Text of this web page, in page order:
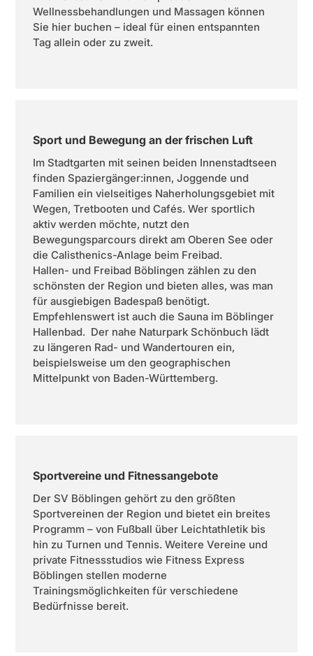
Wellnessbehandlungen und Massagen können
Sie hier buchen – ideal für einen entspannten
Tag allein oder zu zweit.
Sport und Bewegung an der frischen Luft
Im Stadtgarten mit seinen beiden Innenstadtseen
finden Spaziergänger:innen, Joggende und
Familien ein vielseitiges Naherholungsgebiet mit
Wegen, Tretbooten und Cafés. Wer sportlich
aktiv werden möchte, nutzt den
Bewegungsparcours direkt am Oberen See oder
die Calisthenics-Anlage beim Freibad.
Hallen- und Freibad Böblingen zählen zu den
schönsten der Region und bieten alles, was man
für ausgiebigen Badespaß benötigt.
Empfehlenswert ist auch die Sauna im Böblinger
Hallenbad. Der nahe Naturpark Schönbuch lädt
zu längeren Rad- und Wandertouren ein,
beispielsweise um den geographischen
Mittelpunkt von Baden-Württemberg.
Sportvereine und Fitnessangebote
Der SV Böblingen gehört zu den größten
Sportvereinen der Region und bietet ein breites
Programm – von Fußball über Leichtathletik bis
hin zu Turnen und Tennis. Weitere Vereine und
private Fitnessstudios wie Fitness Express
Böblingen stellen moderne
Trainingsmöglichkeiten für verschiedene
Bedürfnisse bereit.